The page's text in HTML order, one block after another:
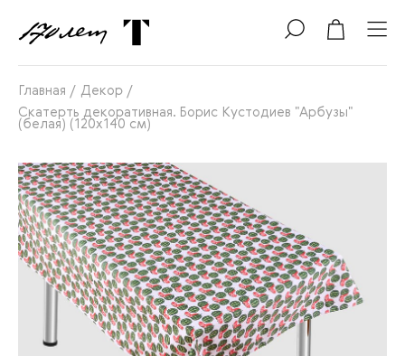
Главная / Декор /
Скатерть декоративная. Борис Кустодиев "Арбузы"
(белая) (120х140 см)